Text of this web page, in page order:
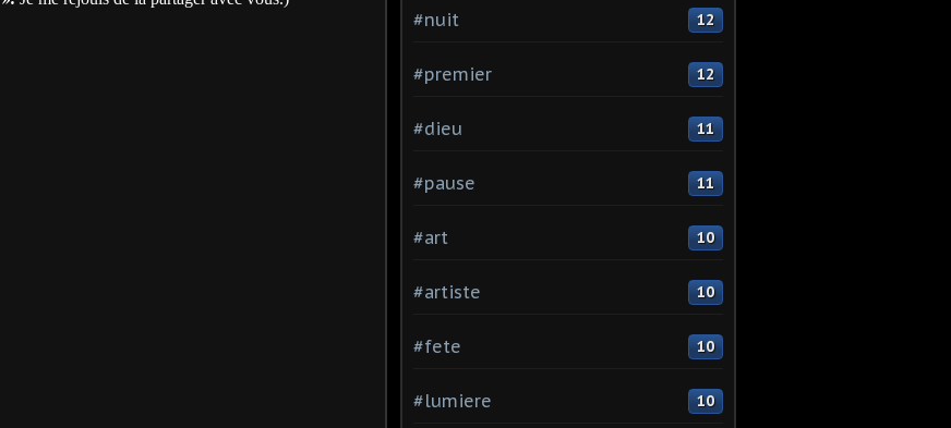
#nuit 12
#premier 12
#dieu 11
#pause 11
#art 10
#artiste 10
#fete 10
#lumiere 10